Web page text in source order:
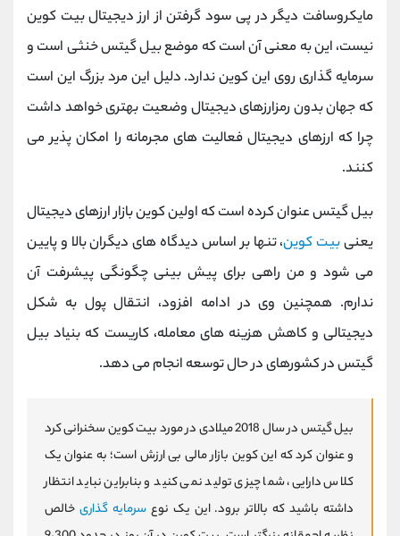
مایکروسافت دیگر در پی سود گرفتن از ارز دیجیتال بیت کوین
نیست، این به معنی آن است که موضع بیل گیتس خنثی است و
سرمایه گذاری روی این کوین ندارد. دلیل این مرد بزرگ این است
که جهان بدون رمزارزهای دیجیتال وضعیت بهتری خواهد داشت
چرا که ارزهای دیجیتال فعالیت های مجرمانه را امکان پذیر می
کنند.
بیل گیتس عنوان کرده است که اولین کوین بازار ارزهای دیجیتال
یعنیبیت کوین، تنها بر اساس دیدگاه های دیگران بالا و پایین
می شود و من راهی برای پیش بینی چگونگی پیشرفت آن
ندارم. همچنین وی در ادامه افزود، انتقال پول به شکل
دیجیتالی و کاهش هزینه های معامله، کاریست که بنیاد بیل
گیتس در کشورهای در حال توسعه انجام می دهد.
بیل گیتس در سال 2018 میلادی در مورد بیت کوین سخنرانی کرد
و عنوان کرد که این کوین بازار مالی بی ارزش است؛ به عنوان یک
کلاس دارایی، شما چیزی تولید نمی کنید و بنابراین نباید انتظار
داشته باشید که بالاتر برود. این یک نوعسرمایه گذاری خالص